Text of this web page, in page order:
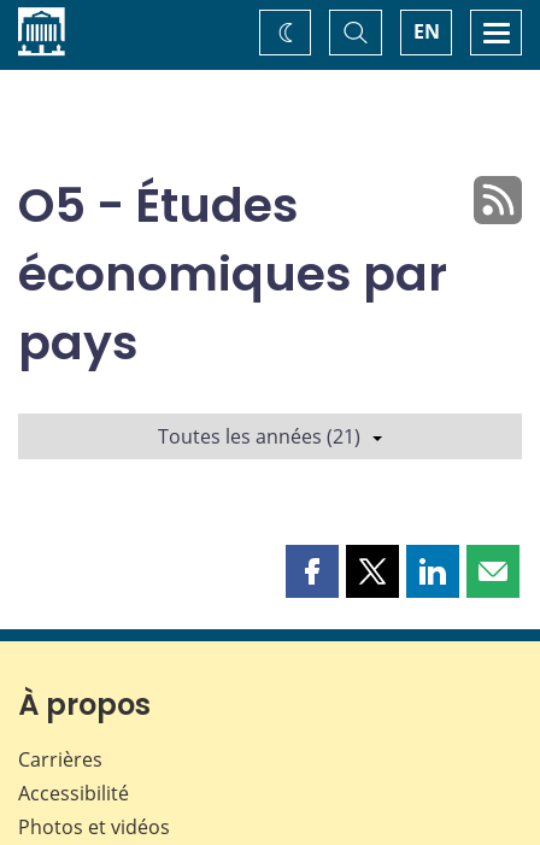
Accueil EN
Basculer
la
recherche
Changez
de
O5 - Études
économiques par
pays
Toutes les années (21)
Partager
page
Partager
page
Partager
page page
À propos
Carrières
Accessibilité
Photos et vidéos